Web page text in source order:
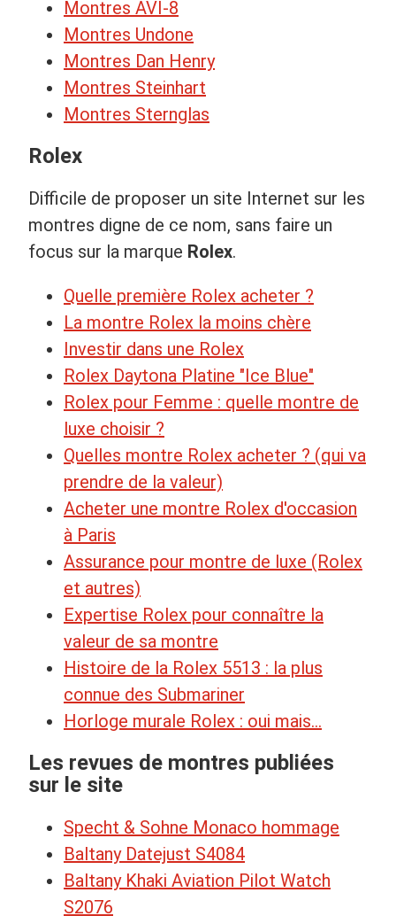
Montres AVI-8
Montres Undone
Montres Dan Henry
Montres Steinhart
Montres Sternglas
Rolex
Difficile de proposer un site Internet sur les
montres digne de ce nom, sans faire un
focus sur la marque Rolex.
Quelle première Rolex acheter ?
La montre Rolex la moins chère
Investir dans une Rolex
Rolex Daytona Platine "Ice Blue"
Rolex pour Femme : quelle montre de
luxe choisir ?
Quelles montre Rolex acheter ? (qui va
prendre de la valeur)
Acheter une montre Rolex d'occasion
à Paris
Assurance pour montre de luxe (Rolex
et autres)
Expertise Rolex pour connaître la
valeur de sa montre
Histoire de la Rolex 5513 : la plus
connue des Submariner
Horloge murale Rolex : oui mais...
Les revues de montres publiées
sur le site
Specht & Sohne Monaco hommage
Baltany Datejust S4084
Baltany Khaki Aviation Pilot Watch
S2076